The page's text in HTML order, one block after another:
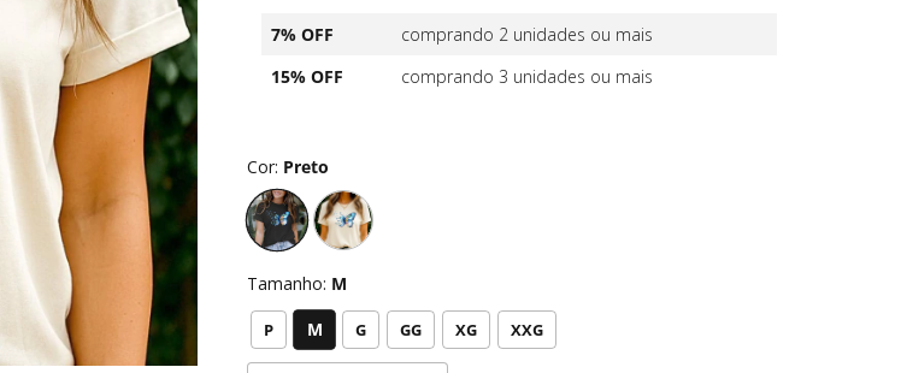
7% OFF
comprando 2 unidades ou mais
15% OFF
comprando 3 unidades ou mais
Cor: Preto
Tamanho: M
P M G GG XG XXG